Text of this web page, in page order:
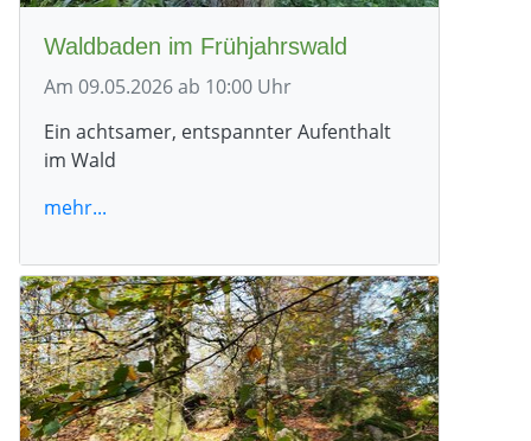
Waldbaden im Frühjahrswald
Am 09.05.2026 ab 10:00 Uhr
Ein achtsamer, entspannter Aufenthalt
im Wald
mehr...